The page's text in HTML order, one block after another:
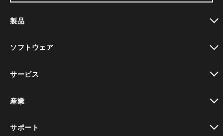
製品
ソフトウェア
サービス
産業
サポート